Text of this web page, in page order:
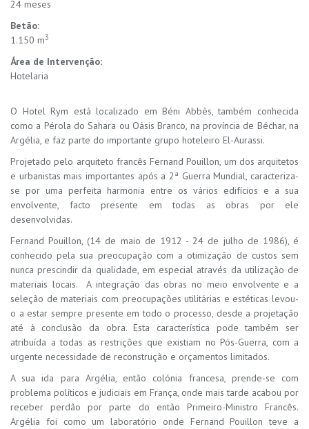
24 meses
Betão:
1.150 m3
Área de Intervenção:
Hotelaria
O Hotel Rym está localizado em Béni Abbès, também conhecida
como a Pérola do Sahara ou Oásis Branco, na província de Béchar, na
Argélia, e faz parte do importante grupo hoteleiro El-Aurassi.
Projetado pelo arquiteto francês Fernand Pouillon, um dos arquitetos
e urbanistas mais importantes após a 2ª Guerra Mundial, caracteriza-
se por uma perfeita harmonia entre os vários edifícios e a sua
envolvente, facto presente em todas as obras por ele
desenvolvidas.
Fernand Pouillon, (14 de maio de 1912 - 24 de julho de 1986), é
conhecido pela sua preocupação com a otimização de custos sem
nunca prescindir da qualidade, em especial através da utilização de
materiais locais. A integração das obras no meio envolvente e a
seleção de materiais com preocupações utilitárias e estéticas levou-
o a estar sempre presente em todo o processo, desde a projetação
até à conclusão da obra. Esta característica pode também ser
atribuída a todas as restrições que existiam no Pós-Guerra, com a
urgente necessidade de reconstrução e orçamentos limitados.
A sua ida para Argélia, então colónia francesa, prende-se com
problema políticos e judiciais em França, onde mais tarde acabou por
receber perdão por parte do então Primeiro-Ministro Francês.
Argélia foi como um laboratório onde Fernand Pouillon teve a